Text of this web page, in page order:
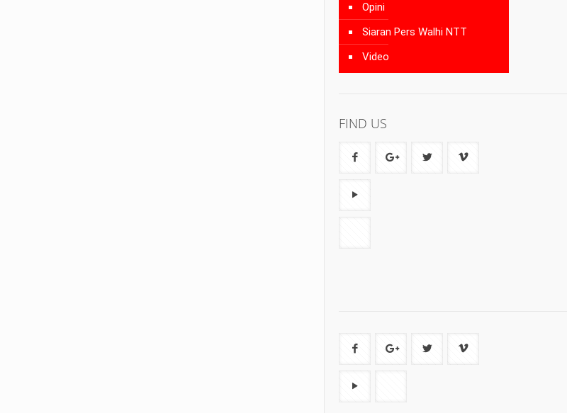
Opini
Siaran Pers Walhi NTT
Video
FIND US